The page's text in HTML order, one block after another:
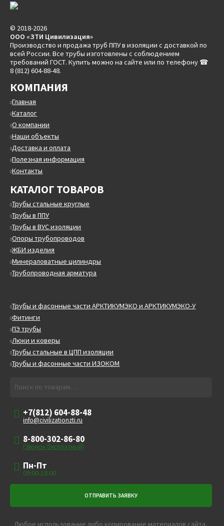
© 2018-2026
ООО «ЗТИ Цивилизация»
Производство и продажа труб ППУ в изоляции с доставкой по
всей России. Все трубы изготовлены с соблюдением
требований ГОСТ. Купить можно на сайте или по телефону ☎
8 (812) 604-88-48.
КОМПАНИЯ
Главная
Каталог
О компании
Наши объекты
Доставка и оплата
Полезная информация
Контакты
КАТАЛОГ ТОВАРОВ
Трубы стальные круглые
Трубы в ППУ
Трубы в ВУС изоляции
Опоры трубопроводов
ЖБИ изделия
Минераловатные цилиндры
Трубопроводная арматура
Трубы и фасонные части АРКТИКУМЭКО и АРКТИКУМЭКО-У
Фитинги
ПЭ трубы
Люки и коверы
Трубы стальные в ЦПП изоляции
Трубы и фасонные части ИЗОКОМ
+7(812) 604-88-48
info@civilizationzti.ru
8-800-302-86-80
(Звонок бесплатный)
Пн-Пт
09:00-18:00
Любое использование либо копирование материалов сайта,